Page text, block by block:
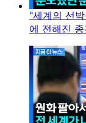
"세계의 선
에 전해진 종